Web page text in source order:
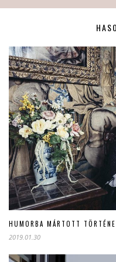
HUMORBA MÁRTOTT
2019.01.30